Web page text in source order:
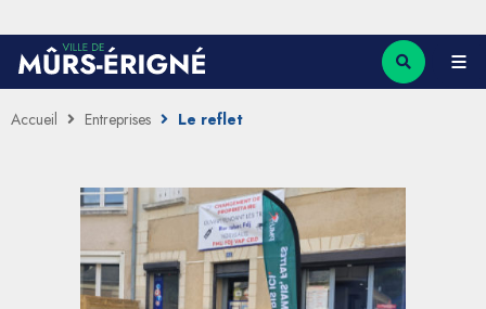
Accueil Entreprises Le reflet